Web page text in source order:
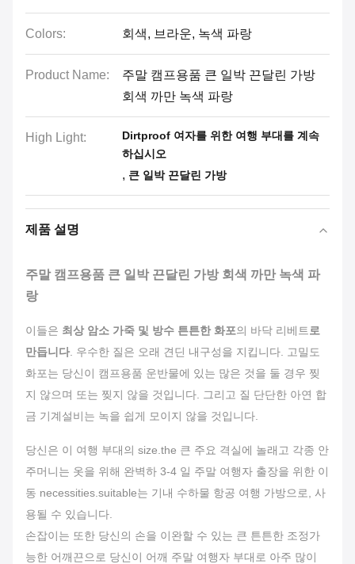
Colors: 회색, 브라운, 녹색 파랑
Product Name:
주말 캠프용품 큰 일박 끈달린 가방
회색 까만 녹색 파랑
High Light:
Dirtproof 여자를 위한 여행 부대를 계속
하십시오
, 큰 일박 끈달린 가방
제품 설명
주말 캠프용품 큰 일박 끈달린 가방 회색 까만 녹색 파
랑
이들은 최상 암소 가죽 및 방수 튼튼한 화포의 바닥 리베트 로
만듭니다 . 우수한 질은 오래 견딘 내구성을 지킵니다. 고밀도
화포는 당신이 캠프용품 운반물에 있는 많은 것을 둘 경우 찢
지 않으며 또는 찢지 않을 것입니다. 그리고 질 단단한 아연 합
금 기계설비는 녹을 쉽게 모이지 않을 것입니다.
당신은 이 여행 부대의 size.the 큰 주요 격실에 놀래고 각종 안
주머니는 옷을 위해 완벽하 3-4 일 주말 여행자 출장을 위한 이
동 necessities.suitable는 기내 수하물 항공 여행 가방으로, 사
용될 수 있습니다.
손잡이는 또한 당신의 손을 이완할 수 있는 큰 튼튼한 조정가
능한 어깨끈으로 당신이 어깨 주말 여행자 부대로 아주 많이